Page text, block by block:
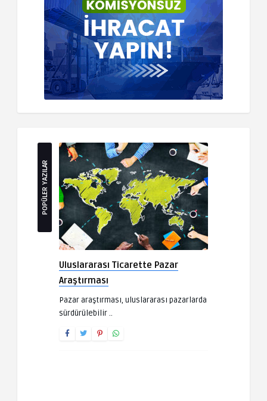
POPÜLER YAZILAR
Uluslararası Ticarette Pazar
Araştırması
Pazar araştırması, uluslararası pazarlarda
sürdürülebilir ..